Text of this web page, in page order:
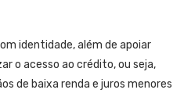
identidade, além de apoiar
o acesso ao crédito, ou seja,
de baixa renda e juros menores